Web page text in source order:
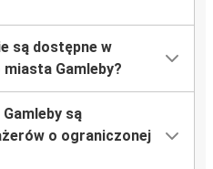
są dostępne w
Gamleby?
są
o ograniczonej